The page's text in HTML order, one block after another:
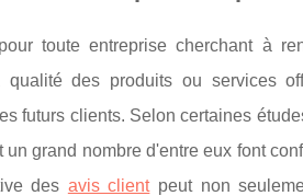
toute entreprise cherchant à
qualité des produits ou services
futurs clients. Selon certaines
un grand nombre d'entre eux font
des avis clientpeut non